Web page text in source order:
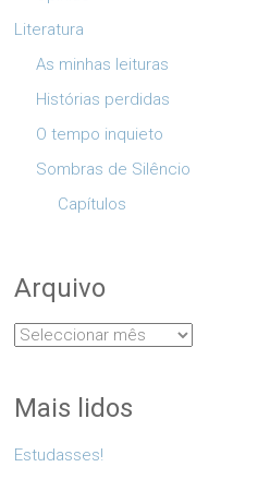
Literatura
As minhas leituras
Histórias perdidas
O tempo inquieto
Sombras de Silêncio
Capítulos
Arquivo
Arquivo
Mais lidos
Estudasses!